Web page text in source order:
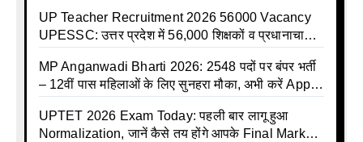
UP Teacher Recruitment 2026 56000 Vacancy
UPESSC: उत्तर प्रदेश में 56,000 शिक्षकों व प्रधानाचार्यों
MP Anganwadi Bharti 2026: 2548 पदों पर बंपर भर्ती
– 12वीं पास महिलाओं के लिए सुनहरा मौका, अभी करें Apply
UPTET 2026 Exam Today: पहली बार लागू हुआ
Normalization, जानें कैसे तय होंगे आपके Final Marks